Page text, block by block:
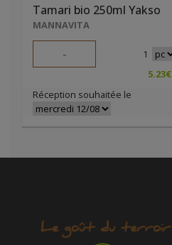
Tamari bio 250ml Yakso
MANNAVITA
- 1
5.23€
Réception souhaitée le